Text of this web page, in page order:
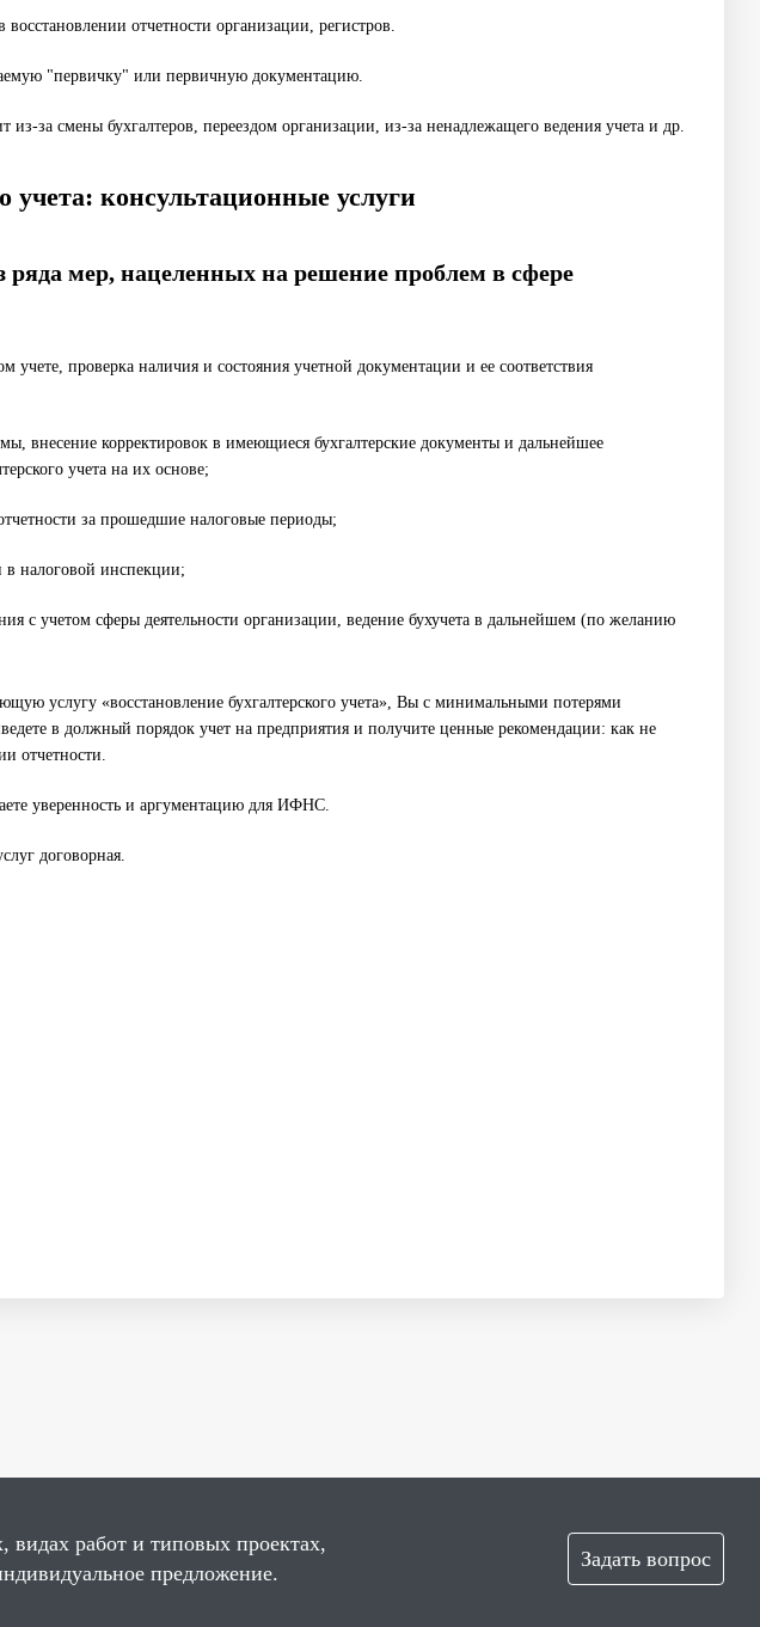
восстановлении отчетности организации, регистров.
"первичку" или первичную документацию.
из-за смены бухгалтеров, переездом организации, из-за ненадлежащего ведения учета и др.
учета: консультационные услуги
ряда мер, нацеленных на решение проблем в сфере
учете, проверка наличия и состояния учетной документации и ее соответствия
внесение корректировок в имеющиеся бухгалтерские документы и дальнейшее
учета на их основе;
за прошедшие налоговые периоды;
в налоговой инспекции;
с учетом сферы деятельности организации, ведение бухучета в дальнейшем (по желанию
услугу «восстановление бухгалтерского учета», Вы с минимальными потерями
в должный порядок учет на предприятия и получите ценные рекомендации: как не
отчетности.
уверенность и аргументацию для ИФНС.
договорная.
видах работ и типовых проектах,
предложение.
Задать вопрос